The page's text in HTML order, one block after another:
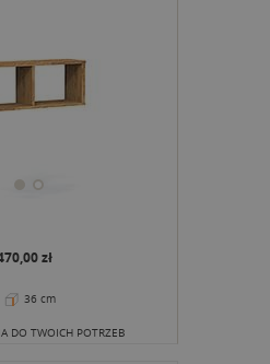
zł
36 cm
DO TWOICH POTRZEB